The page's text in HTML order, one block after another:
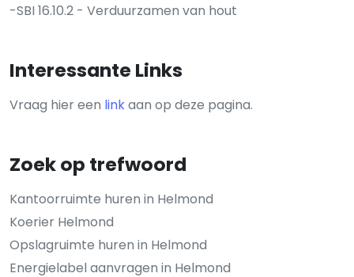
-SBI 16.10.2 - Verduurzamen van hout
Interessante Links
Vraag hier een linkaan op deze pagina.
Zoek op trefwoord
Kantoorruimte huren in Helmond
Koerier Helmond
Opslagruimte huren in Helmond
Energielabel aanvragen in Helmond